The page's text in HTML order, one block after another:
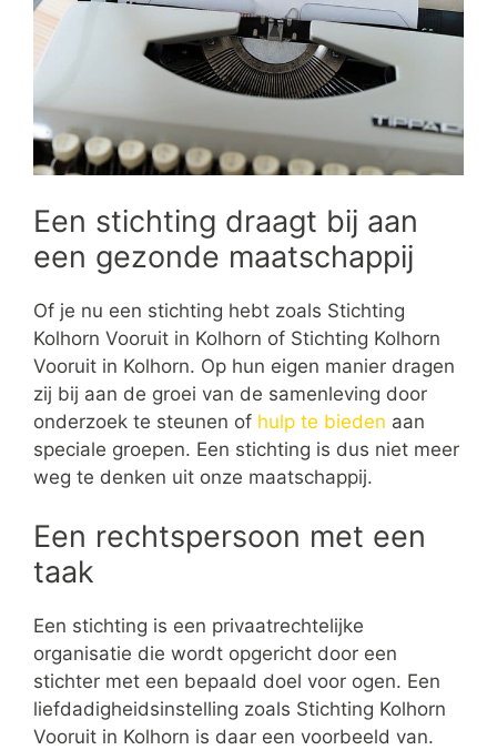
Een stichting draagt bij aan
een gezonde maatschappij
Of je nu een stichting hebt zoals Stichting
Kolhorn Vooruit in Kolhorn of Stichting Kolhorn
Vooruit in Kolhorn. Op hun eigen manier dragen
zij bij aan de groei van de samenleving door
onderzoek te steunen of hulp te bieden aan
speciale groepen. Een stichting is dus niet meer
weg te denken uit onze maatschappij.
Een rechtspersoon met een
taak
Een stichting is een privaatrechtelijke
organisatie die wordt opgericht door een
stichter met een bepaald doel voor ogen. Een
liefdadigheidsinstelling zoals Stichting Kolhorn
Vooruit in Kolhorn is daar een voorbeeld van.